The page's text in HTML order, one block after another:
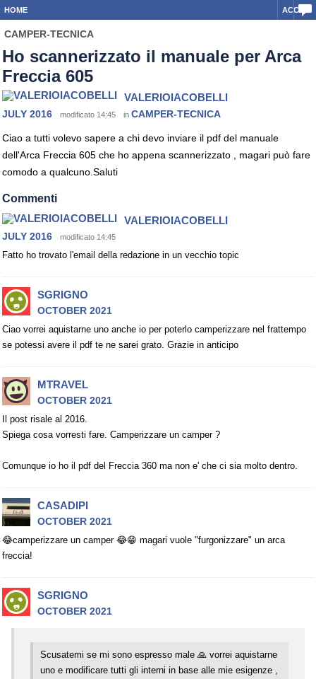
HOME ACCEDI
CAMPER-TECNICA
Ho scannerizzato il manuale per Arca
Freccia 605
VALERIOIACOBELLI
JULY 2016 modificato 14:45 in CAMPER-TECNICA
Ciao a tutti volevo sapere a chi devo inviare il pdf del manuale
dell'Arca Freccia 605 che ho appena scannerizzato , magari può fare
comodo a qualcuno.Saluti
Commenti
VALERIOIACOBELLI
JULY 2016 modificato 14:45
Fatto ho trovato l'email della redazione in un vecchio topic
SGRIGNO
OCTOBER 2021
Ciao vorrei aquistarne uno anche io per poterlo camperizzare nel frattempo
se potessi avere il pdf te ne sarei grato. Grazie in anticipo
MTRAVEL
OCTOBER 2021
Il post risale al 2016.
Spiega cosa vorresti fare. Camperizzare un camper ?
Comunque io ho il pdf del Freccia 360 ma non e' che ci sia molto dentro.
CASADIPI
OCTOBER 2021
😂camperizzare un camper 😂😁 magari vuole "furgonizzare" un arca
freccia!
SGRIGNO
OCTOBER 2021
Scusatemi se mi sono espresso male 🙏 vorrei aquistarne
uno e modificare tutti gli interni in base alle mie esigenze ,